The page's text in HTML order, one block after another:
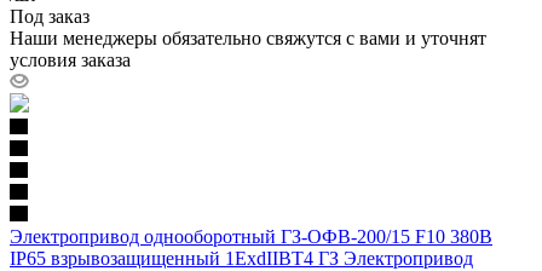
Под заказ
Наши менеджеры обязательно свяжутся с вами и уточнят
условия заказа
Электропривод однооборотный ГЗ-ОФВ-200/15 F10 380В
IP65 взрывозащищенный 1ЕхdIIBТ4 ГЗ Электропривод